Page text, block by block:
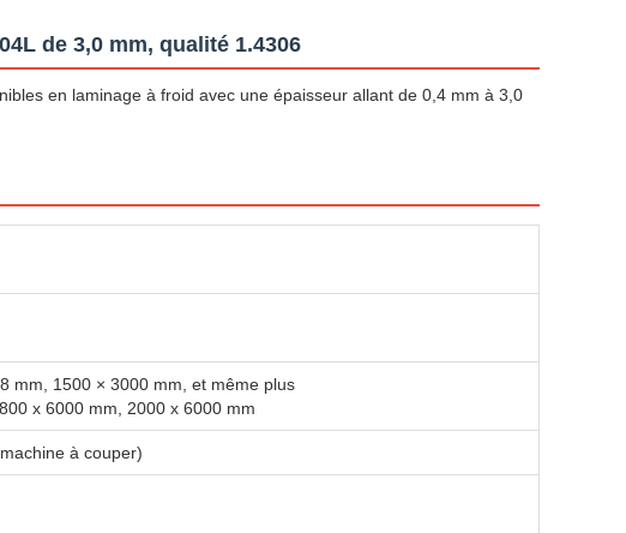
de 3,0 mm, qualité 1.4306
en laminage à froid avec une épaisseur allant de 0,4 mm à 3,0
mm, 1500 × 3000 mm, et même plus
x 6000 mm, 2000 x 6000 mm
à couper)